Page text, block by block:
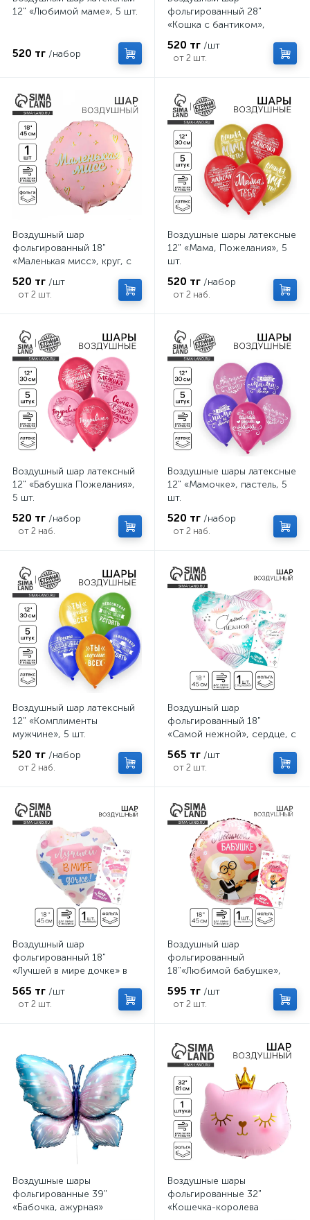
12" «Любимой маме», 5 шт.
520 тг /набор
фольгированный 28"
«Кошка с бантиком»,
520 тг /шт
от 2 шт.
Воздушный шар
фольгированный 18"
«Маленькая мисс», круг, с
520 тг /шт
от 2 шт.
Воздушные шары латексные
12" «Мама, Пожелания», 5
шт.
520 тг /набор
от 2 наб.
Воздушный шар латексный
12" «Бабушка Пожелания»,
5 шт.
520 тг /набор
от 2 наб.
Воздушные шары латексные
12" «Мамочке», пастель, 5
шт.
520 тг /набор
от 2 наб.
Воздушный шар латексный
12" «Комплименты
мужчине», 5 шт.
520 тг /набор
от 2 наб.
Воздушный шар
фольгированный 18"
«Самой нежной», сердце, с
565 тг /шт
от 2 шт.
Воздушный шар
фольгированный 18"
«Лучшей в мире дочке» в
подложкой
565 тг /шт
от 2 шт.
Воздушный шар
фольгированный
18"«Любимой бабушке»,
595 тг /шт
от 2 шт.
Воздушные шары
фольгированные 39"
«Бабочка, ажурная»
Воздушные шары
фольгированные 32"
«Кошечка-королева